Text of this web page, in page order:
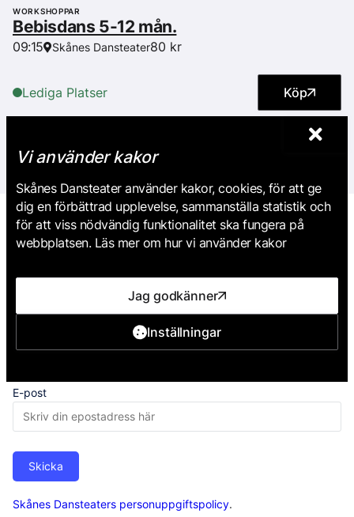
WORKSHOPPAR
Bebisdans 5-12 mån.
09:15 Skånes Dansteater80 kr
Lediga Platser Köp
Anmäl dig till vårt nyhetsbrev
Missa inga nyheter, föreställningar eller erbjudanden! Skriv din
e-postadress nedan och tryck påSkicka
din anmälan genom att trycka på länken i e-postmeddelandet
E-post
Skicka
Skånes Dansteaters personuppgiftspolicy.
Vi använder kakor
Skånes Dansteater använder kakor, cookies, för att ge
dig en förbättrad upplevelse, sammanställa statistik och
för att viss nödvändig funktionalitet ska fungera på
webbplatsen. Läs mer om hur vi använder kakor
Jag godkänner
Inställningar